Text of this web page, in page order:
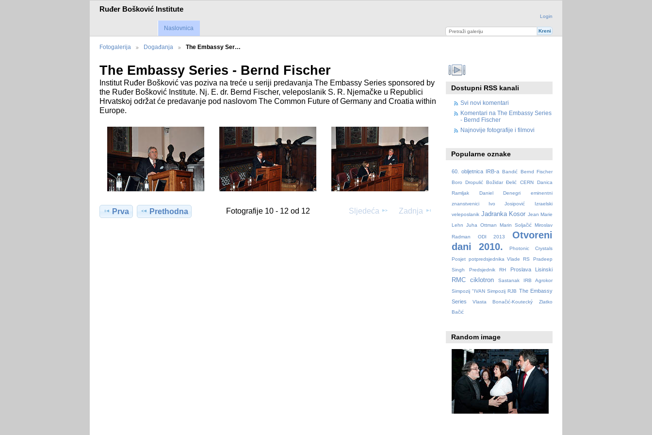
Ruđer Bošković Institute
Login
Naslovnica
Fotogalerija Događanja The Embassy Ser…
The Embassy Series - Bernd Fischer
Institut Ruđer Bošković vas poziva na treće u seriji predavanja The Embassy Series sponsored by
the Ruđer Bošković Institute. Nj. E. dr. Bernd Fischer, veleposlanik S. R. Njemačke u Republici
Hrvatskoj održat će predavanje pod naslovom The Common Future of Germany and Croatia within
Europe.
Prva Prethodna Fotografije 10 - 12 od 12 Sljedeća Zadnja
Dostupni RSS kanali
Svi novi komentari
Komentari na The Embassy Series
- Bernd Fischer
Najnovije fotografije i filmovi
Popularne oznake
60. obljetnica IRB-a Bandić Bernd Fischer
Boro Dropulić
Božidar Đelić CERN
Danica
Ramljak
Daniel Denegri
eminentni
znanstvenici
Ivo Josipović
Izraelski
veleposlanik Jadranka Kosor Jean Marie
Lehn
Juha Ottman Marin Soljačić Miroslav
Radman ODI 2013
Otvoreni
dani 2010.
Photonic Crystals
Posjet potpredsjednika Vlade RS
Pradeep
Singh
Predsjednik RH Proslava Lisinski
RMC ciklotron
Sastanak IRB Agrokor
Simpozij "IVAN Simpozij RJB The Embassy
Series
Vlasta Bonačić-Koutecký
Zlatko
Bačić
Random image